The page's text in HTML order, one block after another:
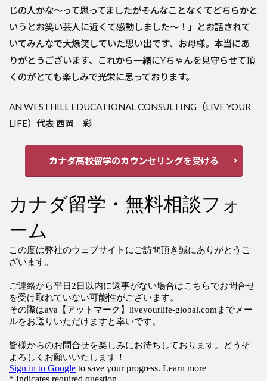
じの人かな～って思ってましたがそんなことなくてどちらかと
いうとお笑い芸人に近くて感動しました～！」とお話されて
いてみんなで大爆笑していた思い出です、お母様。本当にあ
りがとうございます、これから一緒にYちゃんを見守らせて頂
くのがとても楽しみで光栄に思っております。
AN WESTHILL EDUCATIONAL CONSULTING（LIVE YOUR
LIFE）代表 西岡 彩
カナダ高校留学のカウンセリングを受ける